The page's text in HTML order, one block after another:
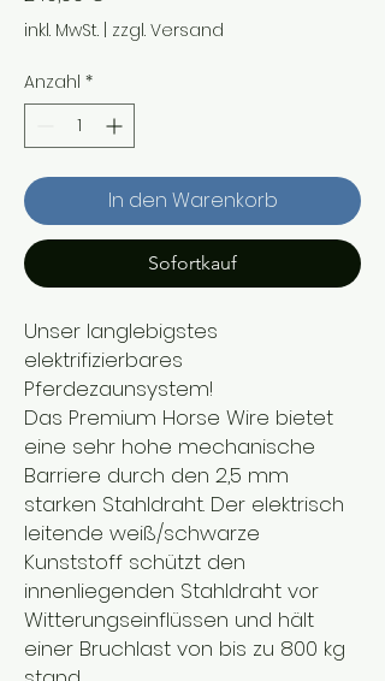
inkl. MwSt. zzgl. Versand
Anzahl *
In den Warenkorb
Sofortkauf
Unser langlebigstes
elektrifizierbares
Pferdezaunsystem!
Das Premium Horse Wire bietet
eine sehr hohe mechanische
Barriere durch den 2,5 mm
starken Stahldraht. Der elektrisch
leitende weiß/schwarze
Kunststoff schützt den
innenliegenden Stahldraht vor
Witterungseinflüssen und hält
einer Bruchlast von bis zu 800 kg